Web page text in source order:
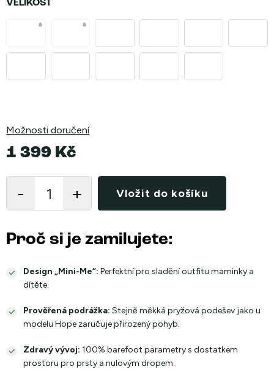
VELIKOST
Možnosti doručení
1 399 Kč
cena:
Vložit do košíku
Proč si je zamilujete:
Design „Mini-Me“: Perfektní pro sladění outfitu maminky a
dítěte.
Prověřená podrážka: Stejně měkká pryžová podešev jako u
modelu Hope zaručuje přirozený pohyb.
Zdravý vývoj: 100% barefoot parametry s dostatkem
prostoru pro prsty a nulovým dropem.